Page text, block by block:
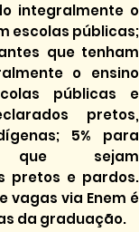
integralmente o
escolas públicas;
que tenham
o ensino
públicas e
pretos,
5% para
que sejam
pretos e pardos.
vagas via Enem é
da graduação.